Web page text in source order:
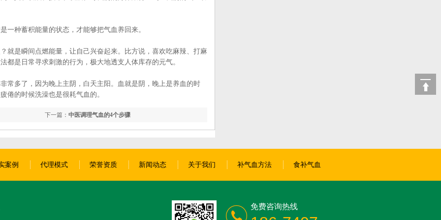
种蓄积能量的状态，才能够把气血养回来。
是瞬间点燃能量，让自己兴奋起来。比方说，喜欢吃麻辣、打麻
都是日常寻求刺激的行为，极大地透支人体库存的元气。
多了，因为晚上主阴，白天主阳。血就是阴，晚上是养血的时
倦的时候洗澡也是很耗气血的。
下一篇： 中医调理气血的4个步骤
案例 代理模式 荣誉资质 新闻动态 关于我们 补气血方法 食补气血
免费咨询热线